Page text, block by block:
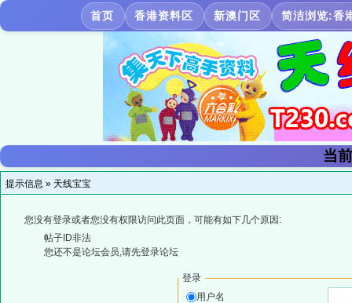
首页 香港资料区 新澳门区 简洁浏览:香
当
提示信息 » 天线宝宝
您没有登录或者您没有权限访问此页面，可能有如下几个原因:
帖子ID非法
您还不是论坛会员,请先登录论坛
登录
用户名